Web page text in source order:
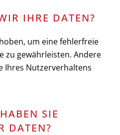
IHRE DATEN?
um eine fehlerfreie
zu gewährleisten. Andere
Ihres Nutzerverhaltens
SIE
DATEN?